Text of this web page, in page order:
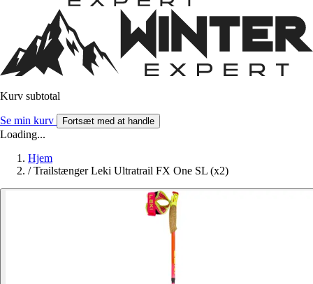
Kurv subtotal
Se min kurv Fortsæt med at handle
Loading...
Hjem
/ Trailstænger Leki Ultratrail FX One SL (x2)